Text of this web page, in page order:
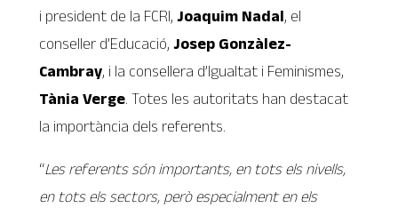
i president de la FCRI,Joaquim Nadal, el
conseller d’Educació,Josep Gonzàlez-
Cambray, i la consellera d’Igualtat i Feminismes,
Tània Verge. Totes les autoritats han destacat
la importància dels referents.
“Les referents són importants, en tots els nivells,
en tots els sectors, però especialment en els